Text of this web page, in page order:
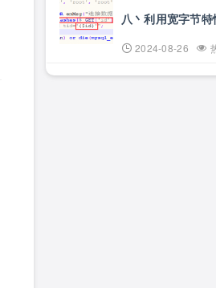
八丶利用宽字节
2024-08-26